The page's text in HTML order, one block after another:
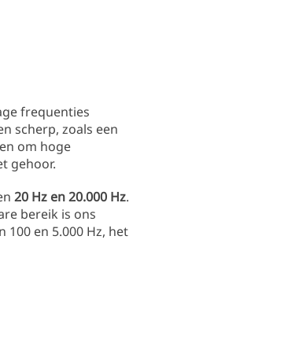
frequenties
scherp, zoals een
om hoge
gehoor.
20 Hz en 20.000 Hz.
bereik is ons
en 5.000 Hz, het